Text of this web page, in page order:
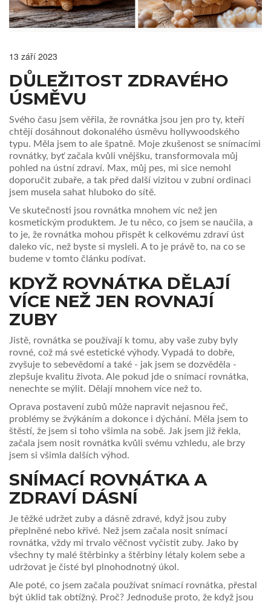
13 září 2023
DŮLEŽITOST ZDRAVÉHO
ÚSMĚVU
Svého času jsem věřila, že rovnátka jsou jen pro ty, kteří
chtějí dosáhnout dokonalého úsměvu hollywoodského
typu. Měla jsem to ale špatně. Moje zkušenost se snímacími
rovnátky, byť začala kvůli vnějšku, transformovala můj
pohled na ústní zdraví. Max, můj pes, mi sice nemohl
doporučit zubaře, a tak před další vizitou v zubní ordinaci
jsem musela sahat hluboko do sítě.
Ve skutečnosti jsou rovnátka mnohem víc než jen
kosmetickým produktem. Je tu něco, co jsem se naučila, a
to je, že rovnátka mohou přispět k celkovému zdraví úst
daleko víc, než byste si mysleli. A to je právě to, na co se
budeme v tomto článku podívat.
KDYŽ ROVNÁTKA DĚLAJÍ
VÍCE NEŽ JEN ROVNAJÍ
ZUBY
Jistě, rovnátka se používají k tomu, aby vaše zuby byly
rovné, což má své estetické výhody. Vypadá to dobře,
zvyšuje to sebevědomí a také - jak jsem se dozvěděla -
zlepšuje kvalitu života. Ale pokud jde o snímací rovnátka,
nenechte se mýlit. Dělají mnohem více než to.
Oprava postavení zubů může napravit nejasnou řeč,
problémy se žvýkáním a dokonce i dýchání. Měla jsem to
štěstí, že jsem si toho všimla na sobě. Jak jsem již řekla,
začala jsem nosit rovnátka kvůli svému vzhledu, ale brzy
jsem si všimla dalších výhod.
SNÍMACÍ ROVNÁTKA A
ZDRAVÍ DÁSNÍ
Je těžké udržet zuby a dásně zdravé, když jsou zuby
přeplněné nebo křivé. Než jsem začala nosit snímací
rovnátka, vždy mi trvalo věčnost vyčistit zuby. Jako by
všechny ty malé štěrbinky a štěrbiny létaly kolem sebe a
udržovat je čisté byl plnohodnotný úkol.
Ale poté, co jsem začala používat snímací rovnátka, přestal
být úklid tak obtížný. Proč? Jednoduše proto, že když jsou